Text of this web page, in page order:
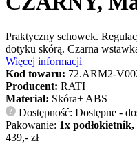
Praktyczny schowek.
dotyku skórą. Czarna
Więcej informacji
Kod towaru: 72.ARM2-
Producent: RATI
Materiał: Skóra+ ABS
?
Dostępność: Dostępne -
Pakowanie: 1x
439,- zł